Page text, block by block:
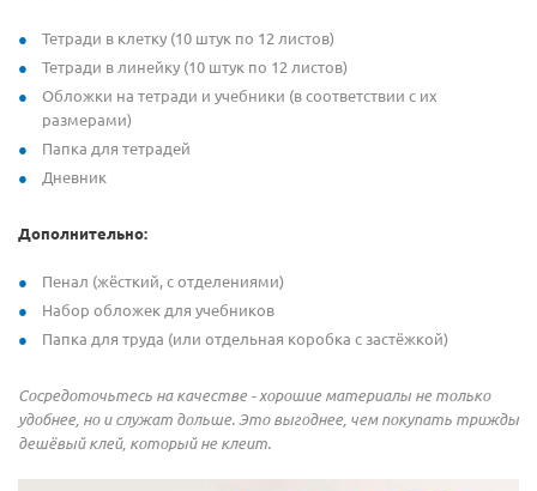
Тетради в клетку (10 штук по 12 листов)
Тетради в линейку (10 штук по 12 листов)
Обложки на тетради и учебники (в соответствии с их
размерами)
Папка для тетрадей
Дневник
Дополнительно:
Пенал (жёсткий, с отделениями)
Набор обложек для учебников
Папка для труда (или отдельная коробка с застёжкой)
Сосредоточьтесь на качестве - хорошие материалы не только
удобнее, но и служат дольше. Это выгоднее, чем покупать трижды
дешёвый клей, который не клеит.